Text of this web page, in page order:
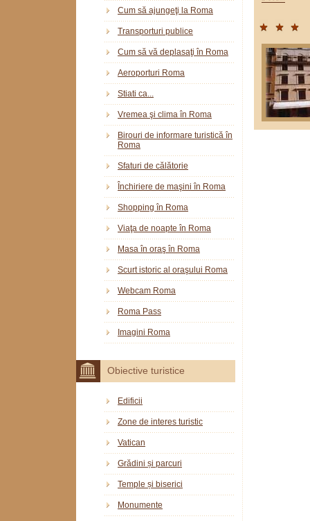
Cum să ajungeţi la Roma
Transporturi publice
Cum să vă deplasaţi în Roma
Aeroporturi Roma
Stiati ca...
Vremea şi clima în Roma
Birouri de informare turistică în
Roma
Sfaturi de călătorie
Închiriere de maşini în Roma
Shopping în Roma
Viaţa de noapte în Roma
Masa în oraş în Roma
Scurt istoric al oraşului Roma
Webcam Roma
Roma Pass
Imagini Roma
Obiective turistice
Edificii
Zone de interes turistic
Vatican
Grădini și parcuri
Temple și biserici
Monumente